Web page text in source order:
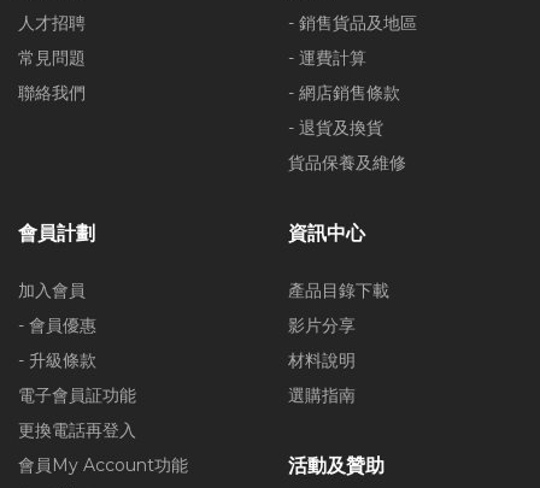
人才招聘
常見問題
聯絡我們
- 銷售貨品及地區
- 運費計算
- 網店銷售條款
- 退貨及換貨
貨品保養及維修
會員計劃
加入會員
- 會員優惠
- 升級條款
電子會員証功能
更換電話再登入
會員My Account功能
資訊中心
產品目錄下載
影片分享
材料說明
選購指南
活動及贊助